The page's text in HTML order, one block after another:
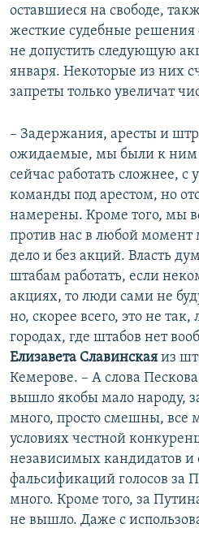
оставшиеся на свободе,
жесткие судебные решения
не допустить следующую
января. Некоторые из них
запреты только увеличат
– Задержания, аресты и
ожидаемые, мы были к ним
сейчас работать сложнее, с
команды под арестом, но
намерены. Кроме того, мы
против нас в любой момент
дело и без акций. Власть
штабам работать, если
акциях, то люди сами не
но, скорее всего, это не
городах, где штабов нет
Елизавета Славинская из
Кемерове. – А слова
вышло якобы мало народу,
много, просто смешны, все
условиях честной
независимых кандидатов и
фальсификаций голосов за
много. Кроме того, за
не вышло. Даже с